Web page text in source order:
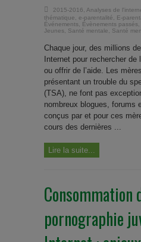
2015-2016 Analyses de
thématique
e-parentalité E-
Événements
Évènements passés
Jeunes
Santé mentale Santé
Chaque jour, des millions
Internet pour rechercher
ou offrir de l’aide. Les
présentant un trouble du
(TSA), ne font pas
nombreux blogues, forums
conçus par et pour ces
cours des dernières ...
Lire la suite...
Consommation
pornographie